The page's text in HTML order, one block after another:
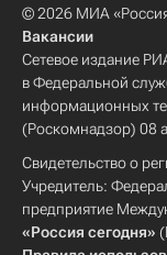
© 2026 МИА
Вакансии
Сетевое издание
в Федеральной
информационных
(Роскомнадзор) 08
Свидетельство о
Учредитель:
предприятие
«Россия сегодня»